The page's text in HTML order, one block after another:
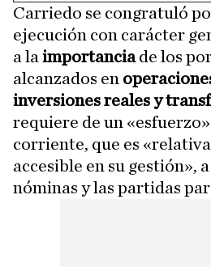
Carriedo se congratuló
ejecución con carácter
a la importanciade los
alcanzados en
inversiones reales y
requiere de un
corriente, que es
accesible en su gestión»,
nóminas y las partidas